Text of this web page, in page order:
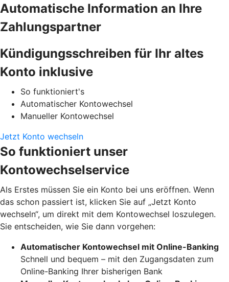
Automatische Information an Ihre
Zahlungspartner
Kündigungsschreiben für Ihr altes
Konto inklusive
So funktioniert's
Automatischer Kontowechsel
Manueller Kontowechsel
Jetzt Konto wechseln
So funktioniert unser
Kontowechselservice
Als Erstes müssen Sie ein Konto bei uns eröffnen. Wenn
das schon passiert ist, klicken Sie auf „Jetzt Konto
wechseln“, um direkt mit dem Kontowechsel loszulegen.
Sie entscheiden, wie Sie dann vorgehen:
Automatischer Kontowechsel mit Online-Banking
Schnell und bequem – mit den Zugangsdaten zum
Online-Banking Ihrer bisherigen Bank